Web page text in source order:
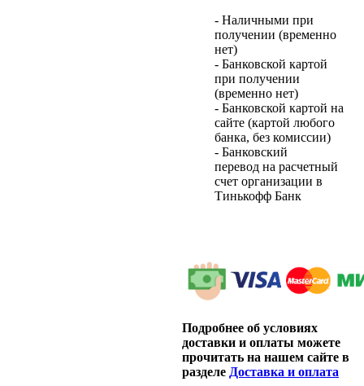
- Наличными при
получении (временно
нет)
- Банковской картой
при получении
(временно нет)
- Банковской картой на
сайте (картой любого
банка, без комиссии)
- Банковский
перевод на расчетный
счет организации в
Тинькофф Банк
Подробнее об условиях
доставки и оплаты можете
прочитать на нашем сайте в
разделе Доставка и оплата